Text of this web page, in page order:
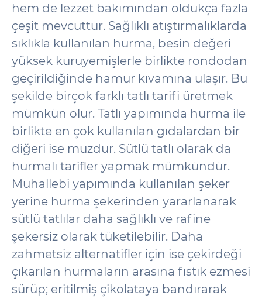
hem de lezzet bakımından oldukça fazla
çeşit mevcuttur. Sağlıklı atıştırmalıklarda
sıklıkla kullanılan hurma, besin değeri
yüksek kuruyemişlerle birlikte rondodan
geçirildiğinde hamur kıvamına ulaşır. Bu
şekilde birçok farklı tatlı tarifi üretmek
mümkün olur. Tatlı yapımında hurma ile
birlikte en çok kullanılan gıdalardan bir
diğeri ise muzdur. Sütlü tatlı olarak da
hurmalı tarifler yapmak mümkündür.
Muhallebi yapımında kullanılan şeker
yerine hurma şekerinden yararlanarak
sütlü tatlılar daha sağlıklı ve rafine
şekersiz olarak tüketilebilir. Daha
zahmetsiz alternatifler için ise çekirdeği
çıkarılan hurmaların arasına fıstık ezmesi
sürüp; eritilmiş çikolataya bandırarak